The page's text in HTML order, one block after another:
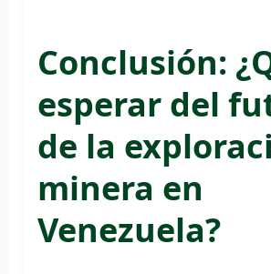
Conclusión:
esperar del
de la
minera en
Venezuela?